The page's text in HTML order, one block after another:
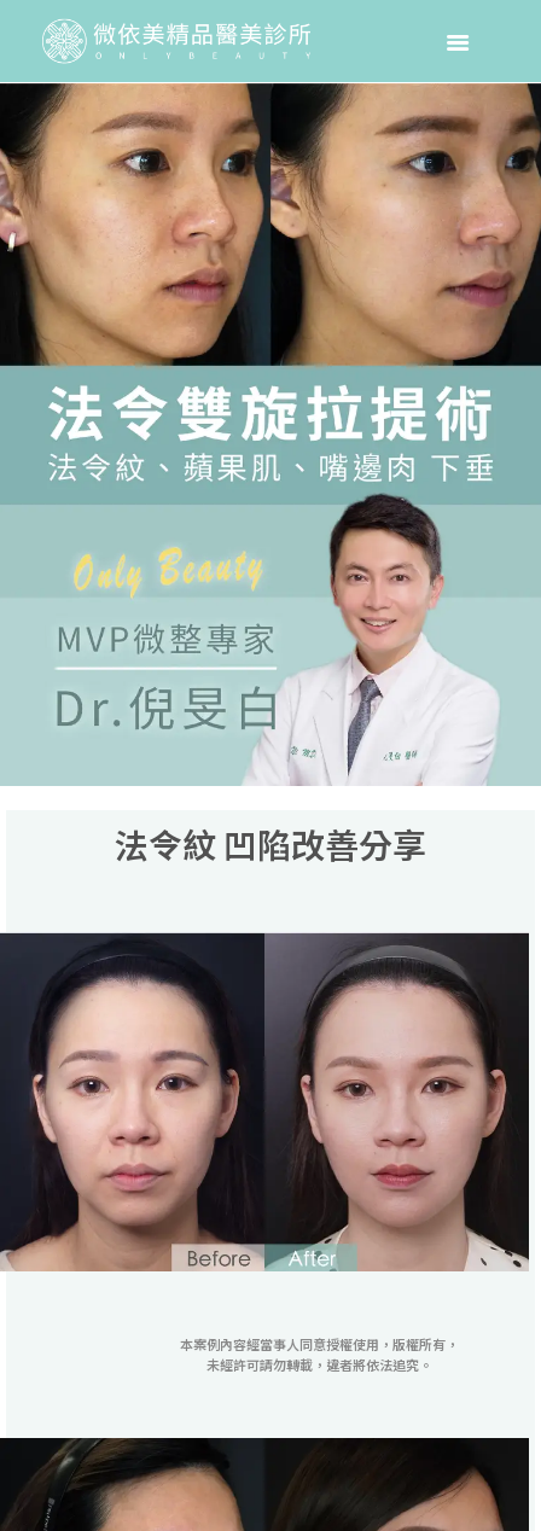
法令紋 凹陷改善分享
本案例內容經當事人同意授權使用，版權所有，
未經許可請勿轉載，違者將依法追究。